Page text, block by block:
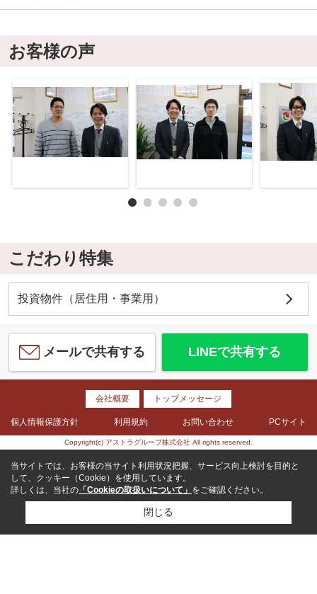
お客様の声
こだわり特集
投資物件（居住用・事業用）
メールで共有する LINEで共有する
会社概要 トップメッセージ
個人情報保護方針 利用規約 お問い合わせ PCサイト
Copyright(c) アストラグループ株式会社 All rights reserved.
当サイトでは、お客様の当サイト利用状況把握、サービス向上検討を目的と
して、クッキー（Cookie）を使用しています。
詳しくは、当社の 「Cookieの取扱いについて」 をご確認ください。
閉じる